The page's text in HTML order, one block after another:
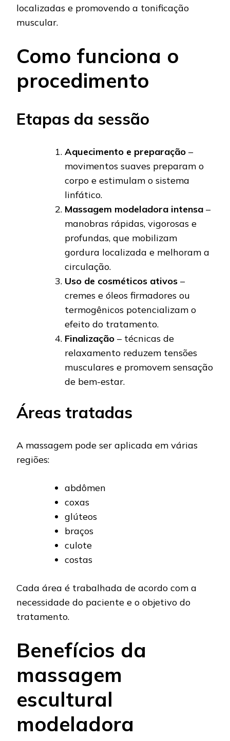
localizadas e promovendo a tonificação
muscular.
Como funciona o
procedimento
Etapas da sessão
Aquecimento e preparação –
movimentos suaves preparam o
corpo e estimulam o sistema
linfático.
Massagem modeladora intensa –
manobras rápidas, vigorosas e
profundas, que mobilizam
gordura localizada e melhoram a
circulação.
Uso de cosméticos ativos –
cremes e óleos firmadores ou
termogênicos potencializam o
efeito do tratamento.
Finalização – técnicas de
relaxamento reduzem tensões
musculares e promovem sensação
de bem-estar.
Áreas tratadas
A massagem pode ser aplicada em várias
regiões:
abdômen
coxas
glúteos
braços
culote
costas
Cada área é trabalhada de acordo com a
necessidade do paciente e o objetivo do
tratamento.
Benefícios da
massagem
escultural
modeladora